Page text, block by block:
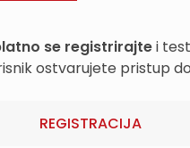
se registrirajtei
ostvarujete pristup
REGISTRACIJA